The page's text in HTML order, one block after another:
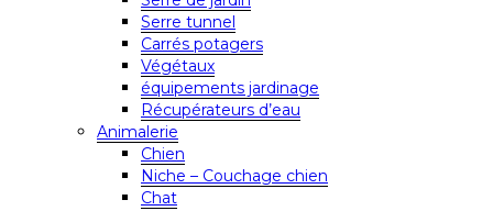
Serre tunnel
Carrés potagers
Végétaux
équipements jardinage
Récupérateurs d’eau
Animalerie
Chien
Niche – Couchage chien
Chat